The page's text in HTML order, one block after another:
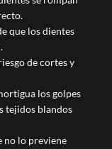
que los dientes
de cortes y
los golpes
tejidos blandos
no lo previene